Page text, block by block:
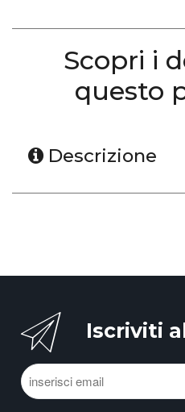
Scopri i
questo
Descrizione
Iscriviti